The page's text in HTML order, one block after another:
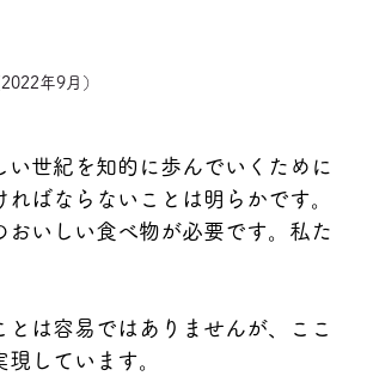
年9月）
世紀を知的に歩んでいくために
ばならないことは明らかです。
いしい食べ物が必要です。私た
は容易ではありませんが、ここ
しています。